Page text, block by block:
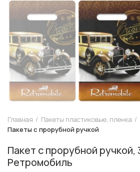
Главная
Пакеты пластиковые, пленка
Пакеты с прорубной ручкой
Пакет с прорубной ручкой,
Ретромобиль